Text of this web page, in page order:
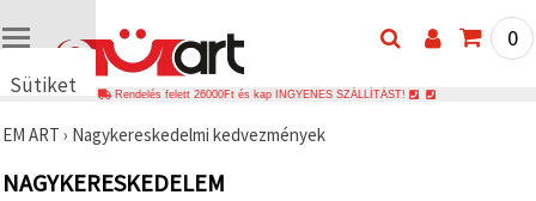
Sütiket
🍪 Cookie-
hasonló
0
Rendelés felett 26000Ft és kap INGYENES SZÁLLÍTÁST!
EM ART › Nagykereskedelmi kedvezmények
NAGYKERESKEDELEM